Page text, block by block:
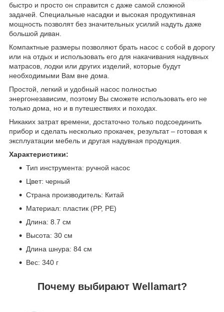
быстро и просто он справится с даже самой сложной
задачей. Специальные насадки и высокая продуктивная
мощность позволят без значительных усилий надуть даже
большой диван.
Компактные размеры позволяют брать насос с собой в дорогу
или на отдых и использовать его для накачивания надувных
матрасов, лодки или других изделий, которые будут
необходимыми Вам вне дома.
Простой, легкий и удобный насос полностью
энергонезависим, поэтому Вы сможете использовать его не
только дома, но и в путешествиях и походах.
Никаких затрат времени, достаточно только подсоединить
прибор и сделать несколько прокачек, результат – готовая к
эксплуатации мебель и другая надувная продукция.
Характеристики:
Тип инструмента: ручной насос
Цвет: черный
Страна производитель: Китай
Материал: пластик (PP, PE)
Длина: 8.7 см
Высота: 30 см
Длина шнура: 84 см
Вес: 340 г
Почему выбирают Wellamart?